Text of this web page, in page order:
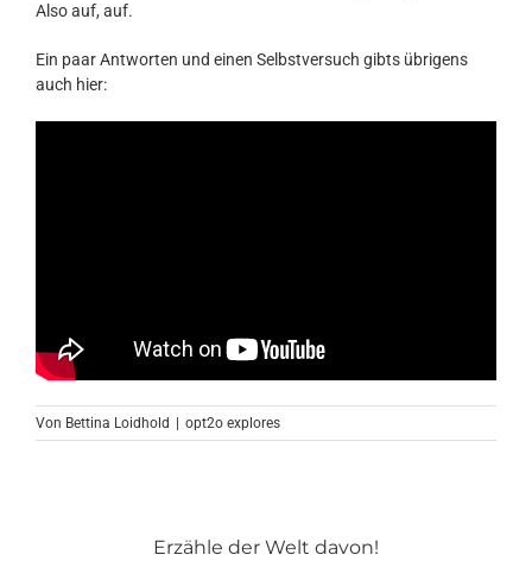
Also auf, auf.
Ein paar Antworten und einen Selbstversuch gibts übrigens
auch hier:
Von Bettina Loidhold | opt2o explores
Erzähle der Welt davon!